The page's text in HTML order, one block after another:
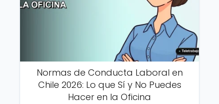
Normas de Conducta Laboral en
Chile 2026: Lo que Sí y No Puedes
Hacer en la Oficina